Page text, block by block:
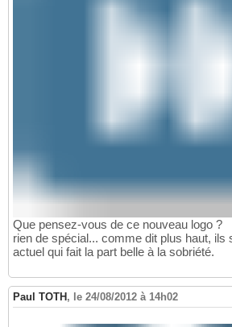
Que pensez-vous de ce nouveau logo ?
rien de spécial... comme dit plus haut, ils
actuel qui fait la part belle à la sobriété.
Paul TOTH , le 24/08/2012 à 14h02